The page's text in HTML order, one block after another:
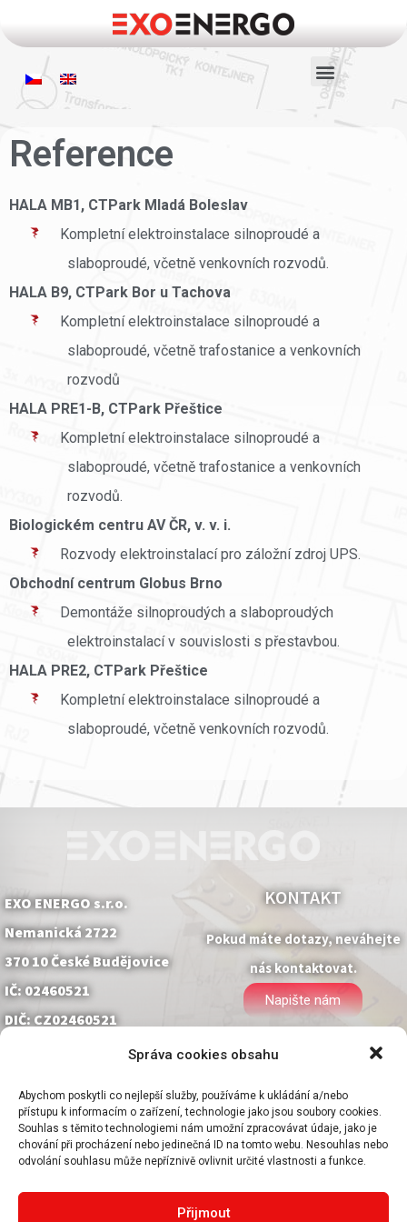
Správa cookies obsahu
Abychom poskytli co nejlepší služby, používáme k ukládání a/nebo
přístupu k informacím o zařízení, technologie jako jsou soubory cookies.
Souhlas s těmito technologiemi nám umožní zpracovávat údaje, jako je
chování při procházení nebo jedinečná ID na tomto webu. Nesouhlas nebo
odvolání souhlasu může nepříznivě ovlivnit určité vlastnosti a funkce.
Přijmout
Reference
HALA MB1, CTPark Mladá Boleslav
Kompletní elektroinstalace silnoproudé a
slaboproudé, včetně venkovních rozvodů.
HALA B9, CTPark Bor u Tachova
Kompletní elektroinstalace silnoproudé a
slaboproudé, včetně trafostanice a venkovních
rozvodů
HALA PRE1-B, CTPark Přeštice
Kompletní elektroinstalace silnoproudé a
slaboproudé, včetně trafostanice a venkovních
rozvodů.
Biologickém centru AV ČR, v. v. i.
Rozvody elektroinstalací pro záložní zdroj UPS.
Obchodní centrum Globus Brno
Demontáže silnoproudých a slaboproudých
elektroinstalací v souvislosti s přestavbou.
HALA PRE2, CTPark Přeštice
Kompletní elektroinstalace silnoproudé a
slaboproudé, včetně venkovních rozvodů.
EXO ENERGO s.r.o.
Nemanická 2722
370 10 České Budějovice
IČ: 02460521
DIČ: CZ02460521
KONTAKT
Pokud máte dotazy, neváhejte
nás kontaktovat.
Napište nám